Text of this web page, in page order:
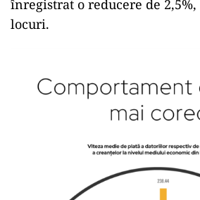
înregistrat o reducere de
locuri.